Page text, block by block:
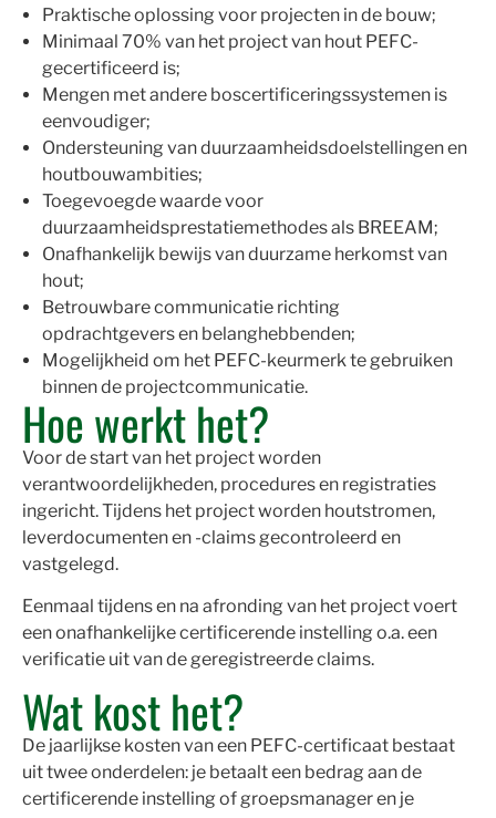
Praktische oplossing voor projecten in de bouw;
Minimaal 70% van het project van hout PEFC-
gecertificeerd is;
Mengen met andere boscertificeringssystemen is
eenvoudiger;
Ondersteuning van duurzaamheidsdoelstellingen en
houtbouwambities;
Toegevoegde waarde voor
duurzaamheidsprestatiemethodes als BREEAM;
Onafhankelijk bewijs van duurzame herkomst van
hout;
Betrouwbare communicatie richting
opdrachtgevers en belanghebbenden;
Mogelijkheid om het PEFC-keurmerk te gebruiken
binnen de projectcommunicatie.
Hoe werkt het?
Voor de start van het project worden
verantwoordelijkheden, procedures en registraties
ingericht. Tijdens het project worden houtstromen,
leverdocumenten en -claims gecontroleerd en
vastgelegd.
Eenmaal tijdens en na afronding van het project voert
een onafhankelijke certificerende instelling o.a. een
verificatie uit van de geregistreerde claims.
Wat kost het?
De jaarlijkse kosten van een PEFC-certificaat bestaat
uit twee onderdelen: je betaalt een bedrag aan de
certificerende instelling of groepsmanager en je